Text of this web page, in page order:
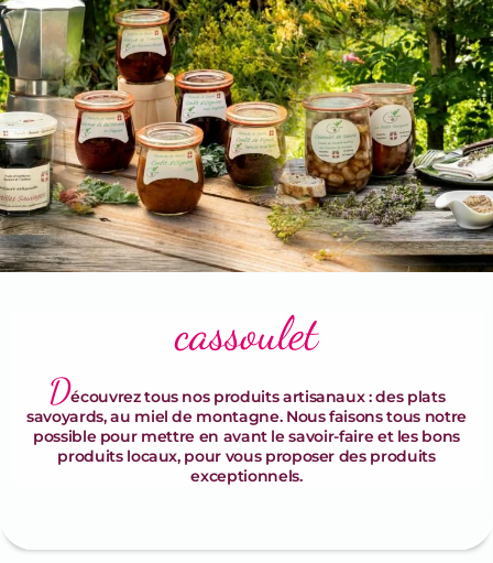
cassoulet
Découvrez tous nos produits artisanaux : des plats
savoyards, au miel de montagne. Nous faisons tous notre
possible pour mettre en avant le savoir-faire et les bons
produits locaux, pour vous proposer des produits
exceptionnels.